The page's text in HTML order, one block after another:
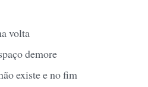
volta
demore
existe e no fim